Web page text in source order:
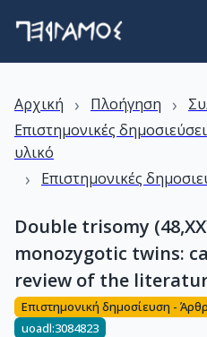
Αρχική › Πλοήγηση ›
Επιστημονικές
υλικό
› Επιστημονικές
Double trisomy
monozygotic twins:
review of the
Επιστημονική δημοσίευση -
uoadl:3084823